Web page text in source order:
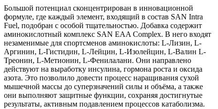
Большой потенциал сконцентрирован в инновационной
формуле, где каждый элемент, входящий в состав SAN Intra
Fuel, подобран с особой тщательностью. Добавка содержит
аминокислотный комплекс SAN EAA Complex. В него входят
незаменимые для спортсменов аминокислоты: L-Лизин, L-
Аргинин, L-Гистидин, L-Лейцин, L-Изолейцин, L-Валин L-
Треонин, L-Метионин, L-Фенилалани. Они направлено
действуют на выработку инсулина, гормона роста и оксида
азота. Это позволило довести процесс наращивания сухой
мышечной массы до суперзначений силы и объёма, а также
они выполняют защитные функции, сохраняя достигнутые
результаты, активным подавлением процессов катаболизма.